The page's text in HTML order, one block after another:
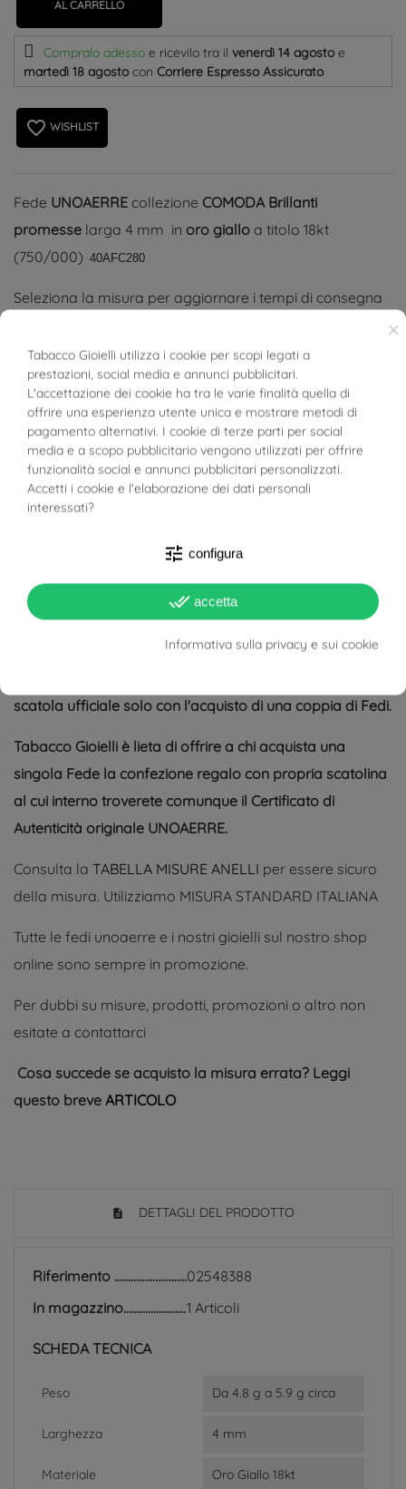
AL CARRELLO
Compralo adesso e ricevilo tra il venerdì 14 agostoe
martedì 18 agosto con Corriere Espresso Assicurato
favorite_border WISHLIST
Fede UNOAERRE collezione COMODA Brillanti
promesse larga 4 mm in oro giallo a titolo 18kt
(750/000) 40AFC280
Seleziona la misura per aggiornare i tempi di consegna
Oro a titolo 18kt (750/000)
Finitura lucida
Il prezzo indicato è per singola fede.
Tutte le fedi UNOAERRE vengono spedite con certificato
prodotto
Spedizione e incisione OMAGGIO
scatola ufficiale solo con l'acquisto di una coppia di Fedi.
Tabacco Gioielli è lieta di offrire a chi acquista una
singola Fede la confezione regalo con propria scatolina
al cui interno troverete comunque il Certificato di
Autenticità originale UNOAERRE.
Consulta la TABELLA MISURE ANELLI per essere sicuro
della misura. Utilizziamo MISURA STANDARD ITALIANA
Tutte le fedi unoaerre e i nostri gioielli sul nostro shop
online sono sempre in promozione.
Per dubbi su misure, prodotti, promozioni o altro non
esitate a contattarci
Cosa succede se acquisto la misura errata? Leggi
questo breve ARTICOLO
DETTAGLI DEL PRODOTTO
Riferimento
02548388
In magazzino
1 Articoli
SCHEDA TECNICA
Peso Da 4.8 g a 5.9 g circa
Larghezza 4 mm
Materiale Oro Giallo 18kt
×
Tabacco Gioielli utilizza i cookie per scopi legati a
prestazioni, social media e annunci pubblicitari.
L'accettazione dei cookie ha tra le varie finalità quella di
offrire una esperienza utente unica e mostrare metodi di
pagamento alternativi. I cookie di terze parti per social
media e a scopo pubblicitario vengono utilizzati per offrire
funzionalità social e annunci pubblicitari personalizzati.
Accetti i cookie e l'elaborazione dei dati personali
interessati?
tune configura
done_all accetta
Informativa sulla privacy e sui cookie